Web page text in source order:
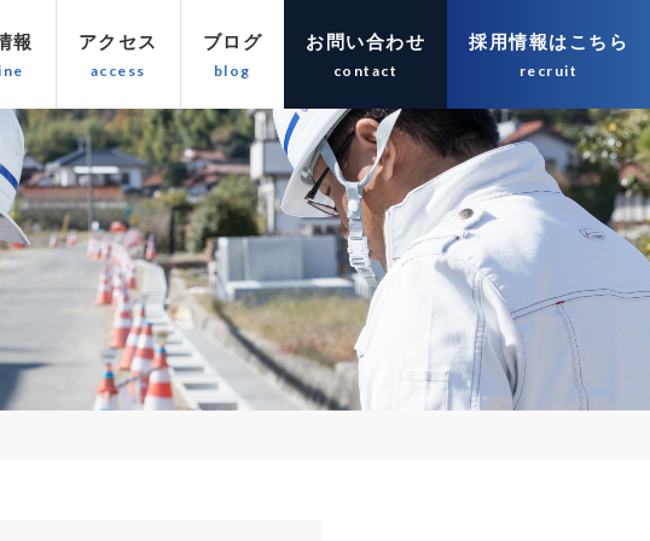
報 アクセス ブログ お問い合わせ 採用情報はこちら